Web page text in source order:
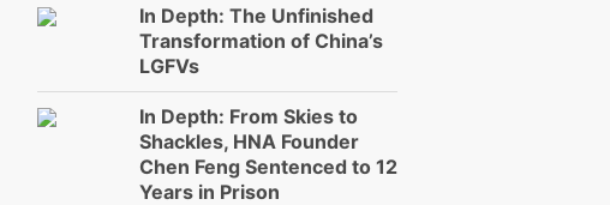
In Depth: The Unfinished
Transformation of China’s
LGFVs
In Depth: From Skies to
Shackles, HNA Founder
Chen Feng Sentenced to 12
Years in Prison